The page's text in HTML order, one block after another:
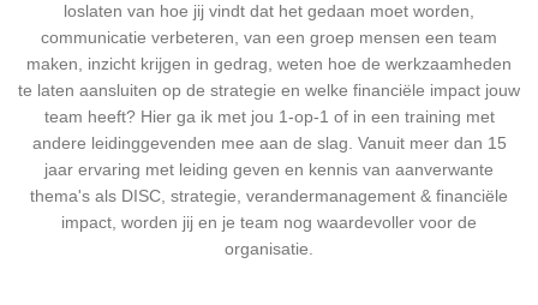
loslaten van hoe jij vindt dat het gedaan moet worden,
communicatie verbeteren, van een groep mensen een team
maken, inzicht krijgen in gedrag, weten hoe de werkzaamheden
te laten aansluiten op de strategie en welke financiële impact jouw
team heeft? Hier ga ik met jou 1-op-1 of in een training met
andere leidinggevenden mee aan de slag. Vanuit meer dan 15
jaar ervaring met leiding geven en kennis van aanverwante
thema's als DISC, strategie, verandermanagement & financiële
impact, worden jij en je team nog waardevoller voor de
organisatie.